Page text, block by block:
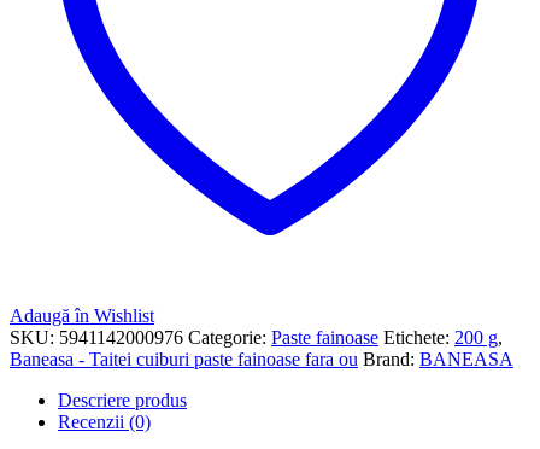
Adaugă în Wishlist
SKU: 5941142000976 Categorie: Paste fainoase Etichete: 200 g,
Baneasa - Taitei cuiburi paste fainoase fara ou Brand: BANEASA
Descriere produs
Recenzii (0)